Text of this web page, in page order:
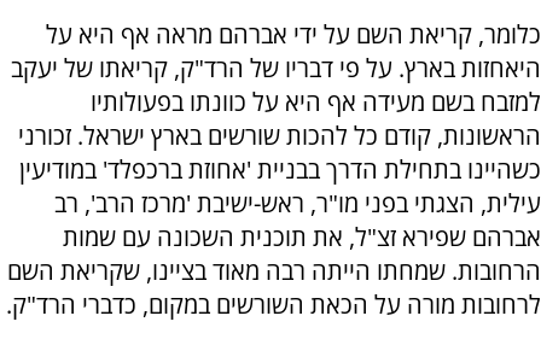
כלומר, קריאת השם על ידי אברהם מראה אף היא על
היאחזות בארץ. על פי דבריו של הרד"ק, קריאתו של יעקב
למזבח בשם מעידה אף היא על כוונתו בפעולותיו
הראשונות, קודם כל להכות שורשים בארץ ישראל. זכורני
כשהיינו בתחילת הדרך בבניית 'אחוזת ברכפלד' במודיעין
עילית, הצגתי בפני מו"ר, ראש-ישיבת 'מרכז הרב', רב
אברהם שפירא זצ"ל, את תוכנית השכונה עם שמות
הרחובות. שמחתו הייתה רבה מאוד בציינו, שקריאת השם
לרחובות מורה על הכאת השורשים במקום, כדברי הרד"ק.